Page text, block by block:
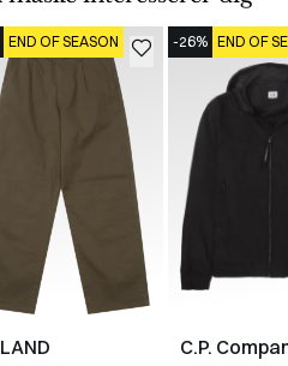
END OF SEASON -26% END OF
C.P.